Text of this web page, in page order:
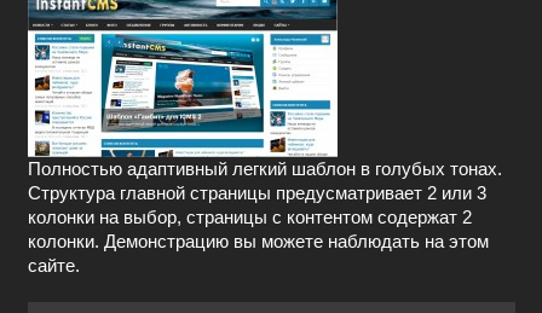
Полностью адаптивный легкий шаблон в голубых тонах.
Структура главной страницы предусматривает 2 или 3
колонки на выбор, страницы с контентом содержат 2
колонки. Демонстрацию вы можете наблюдать на этом
сайте.